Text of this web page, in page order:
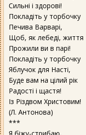
Сильні і здорові!
Покладіть у торбочку
Печива Варварі,
Щоб, як лебеді, життя
Прожили ви в парі!
Покладіть у торбочку
Яблучок для Насті,
Буде вам на цілий рік
Радості і щастя!
Із Різдвом Христовим!
(Л. Антонова)
***
Я біжу-стрибаю,